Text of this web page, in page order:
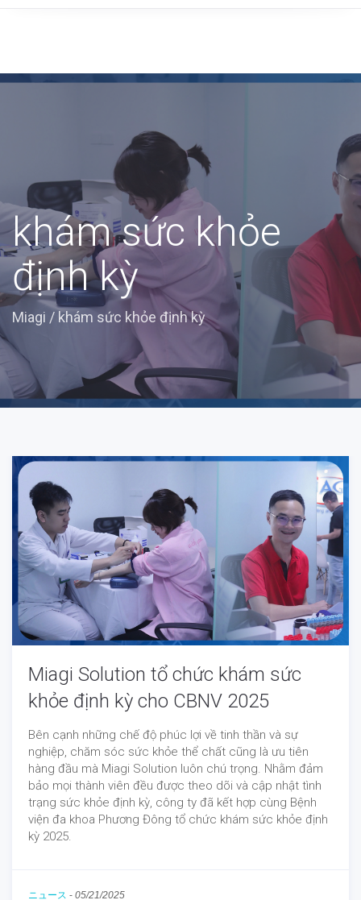
khám sức khỏe
định kỳ
Miagi / khám sức khỏe định kỳ
Miagi Solution tổ chức khám sức
khỏe định kỳ cho CBNV 2025
Bên cạnh những chế độ phúc lợi về tinh thần và sự
nghiệp, chăm sóc sức khỏe thể chất cũng là ưu tiên
hàng đầu mà Miagi Solution luôn chú trọng. Nhằm đảm
bảo mọi thành viên đều được theo dõi và cập nhật tình
trạng sức khỏe định kỳ, công ty đã kết hợp cùng Bệnh
viện đa khoa Phương Đông tổ chức khám sức khỏe định
kỳ 2025.
ニュース - 05/21/2025